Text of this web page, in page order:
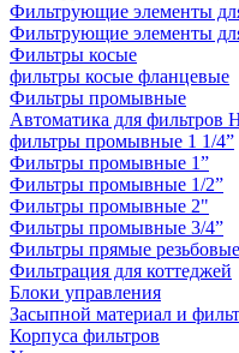
Фильтрующие элементы
Фильтрующие элементы
Фильтры косые
фильтры косые фланцевые
Фильтры промывные
Автоматика для фильтров
фильтры промывные 1 1/4”
Фильтры промывные 1”
Фильтры промывные 1/2”
Фильтры промывные 2"
Фильтры промывные 3/4”
Фильтры прямые резьбовые
Фильтрация для коттеджей
Блоки управления
Засыпной материал и
Корпуса фильтров